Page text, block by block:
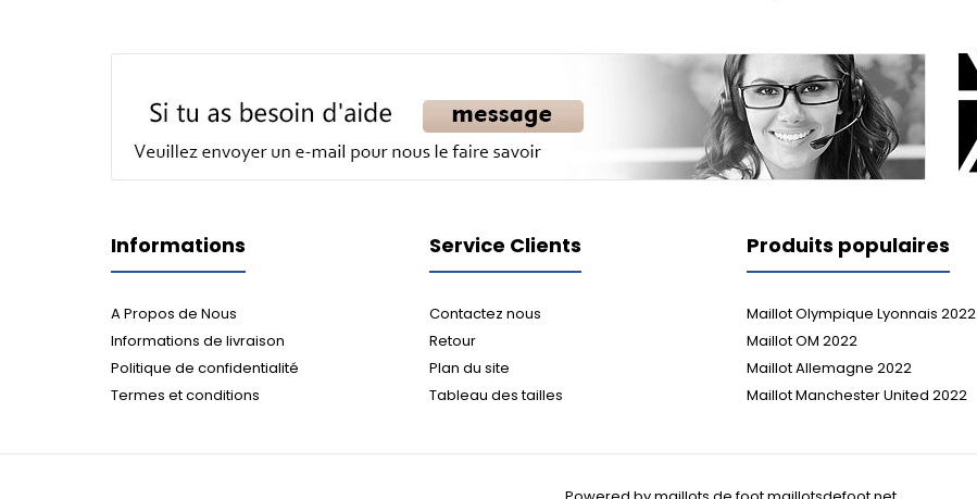
Informations
A Propos de Nous
Informations de livraison
Politique de confidentialité
Termes et conditions
Service Clients
Contactez nous
Retour
Plan du site
Tableau des tailles
Produits populaires
Maillot Olympique Lyonnais 2022
Maillot OM 2022
Maillot Allemagne 2022
Maillot Manchester United 2022